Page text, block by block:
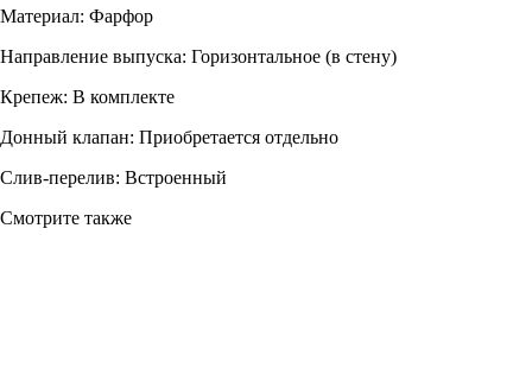
Материал: Фарфор
Направление выпуска: Горизонтальное (в стену)
Крепеж: В комплекте
Донный клапан: Приобретается отдельно
Слив-перелив: Встроенный
Смотрите также